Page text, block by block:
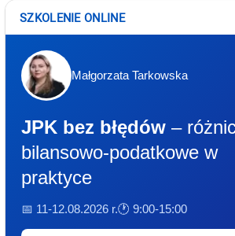
SZKOLENIE ONLINE
Małgorzata Tarkowska
JPK bez błędów –
bilansowo-podatkowe w
praktyce
📅 11-12.08.2026 r.🕐 9:00-15:00